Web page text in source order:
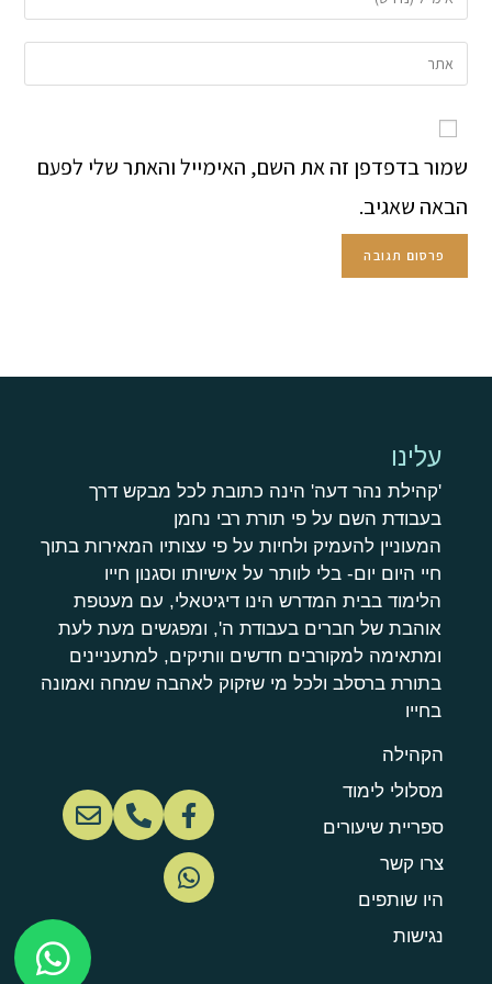
שמור בדפדפן זה את השם, האימייל והאתר שלי לפעם
הבאה שאגיב.
עלינו
'קהילת נהר דעה' הינה כתובת לכל מבקש דרך
בעבודת השם על פי תורת רבי נחמן
המעוניין להעמיק ולחיות על פי עצותיו המאירות בתוך
חיי היום יום- בלי לוותר על אישיותו וסגנון חייו
הלימוד בבית המדרש הינו דיגיטאלי, עם מעטפת
אוהבת של חברים בעבודת ה', ומפגשים מעת לעת
ומתאימה למקורבים חדשים וותיקים, למתעניינים
בתורת ברסלב ולכל מי שזקוק לאהבה שמחה ואמונה
בחייו
הקהילה
מסלולי לימוד
ספריית שיעורים
צרו קשר
היו שותפים
נגישות